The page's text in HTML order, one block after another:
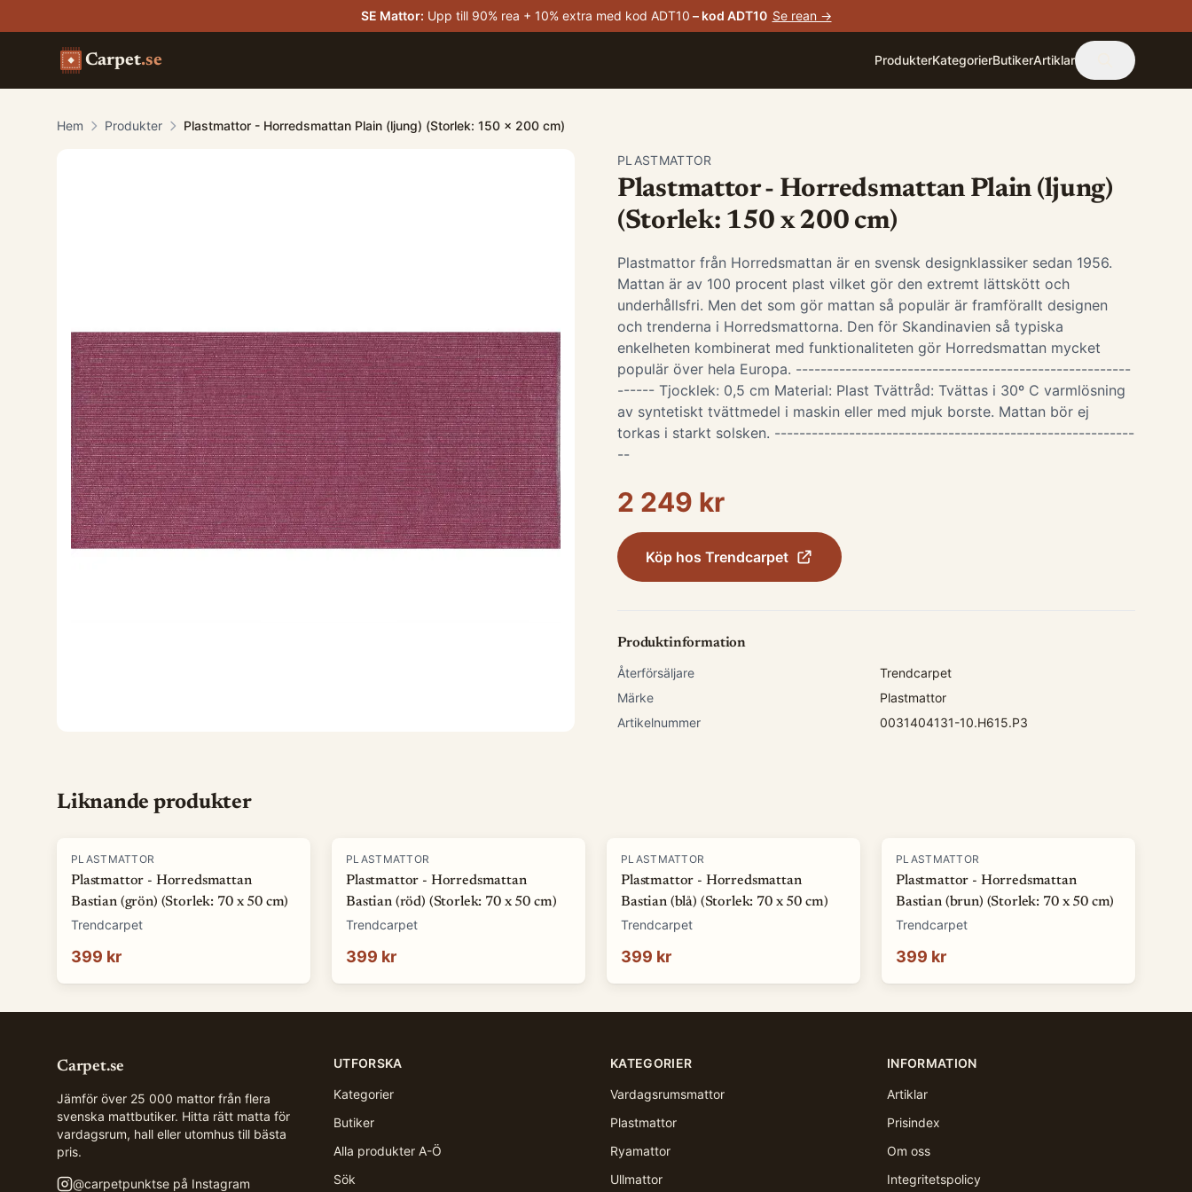
SE Mattor: Upp till 90% rea + 10% extra med kod ADT10 – kod ADT10 Se rean →
Carpet.se ProdukterKategorierButikerArtiklar
Hem Produkter Plastmattor - Horredsmattan Plain (ljung) (Storlek: 150 x 200 cm)
PLASTMATTOR
Plastmattor - Horredsmattan Plain (ljung)
(Storlek: 150 x 200 cm)
Plastmattor från Horredsmattan är en svensk designklassiker sedan 1956.
Mattan är av 100 procent plast vilket gör den extremt lättskött och
underhållsfri. Men det som gör mattan så populär är framförallt designen
och trenderna i Horredsmattorna. Den för Skandinavien så typiska
enkelheten kombinerat med funktionaliteten gör Horredsmattan mycket
populär över hela Europa. ------------------------------------------------------
------ Tjocklek: 0,5 cm Material: Plast Tvättråd: Tvättas i 30º C varmlösning
av syntetiskt tvättmedel i maskin eller med mjuk borste. Mattan bör ej
torkas i starkt solsken. ----------------------------------------------------------
--
2 249 kr
Köp hos Trendcarpet
Produktinformation
Återförsäljare
Trendcarpet
Märke
Plastmattor
Artikelnummer
0031404131-10.H615.P3
Liknande produkter
PLASTMATTOR
Plastmattor - Horredsmattan
Bastian (grön) (Storlek: 70 x 50 cm)
Trendcarpet
399 kr
PLASTMATTOR
Plastmattor - Horredsmattan
Bastian (röd) (Storlek: 70 x 50 cm)
Trendcarpet
399 kr
PLASTMATTOR
Plastmattor - Horredsmattan
Bastian (blå) (Storlek: 70 x 50 cm)
Trendcarpet
399 kr
PLASTMATTOR
Plastmattor - Horredsmattan
Bastian (brun) (Storlek: 70 x 50 cm)
Trendcarpet
399 kr
Carpet.se
Jämför över 25 000 mattor från flera
svenska mattbutiker. Hitta rätt matta för
vardagsrum, hall eller utomhus till bästa
pris.
@carpetpunktse på Instagram
UTFORSKA
Kategorier
Butiker
Alla produkter A-Ö
Sök
KATEGORIER
Vardagsrumsmattor
Plastmattor
Ryamattor
Ullmattor
INFORMATION
Artiklar
Prisindex
Om oss
Integritetspolicy